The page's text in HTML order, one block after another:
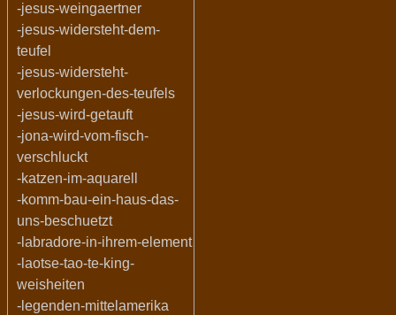
-jesus-weingaertner
-jesus-widersteht-dem-
teufel
-jesus-widersteht-
verlockungen-des-teufels
-jesus-wird-getauft
-jona-wird-vom-fisch-
verschluckt
-katzen-im-aquarell
-komm-bau-ein-haus-das-
uns-beschuetzt
-labradore-in-ihrem-element
-laotse-tao-te-king-
weisheiten
-legenden-mittelamerika